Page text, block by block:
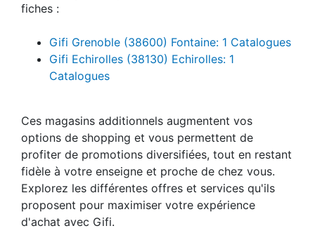
fiches :
Gifi Grenoble (38600) Fontaine: 1 Catalogues
Gifi Echirolles (38130) Echirolles: 1
Catalogues
Ces magasins additionnels augmentent vos
options de shopping et vous permettent de
profiter de promotions diversifiées, tout en restant
fidèle à votre enseigne et proche de chez vous.
Explorez les différentes offres et services qu'ils
proposent pour maximiser votre expérience
d'achat avec Gifi.